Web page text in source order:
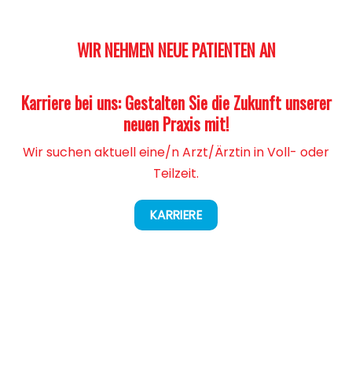
WIR NEHMEN NEUE PATIENTEN AN
Karriere bei uns: Gestalten Sie die Zukunft unserer
neuen Praxis mit!
Wir suchen aktuell eine/n Arzt/Ärztin in Voll- oder
Teilzeit.
KARRIERE